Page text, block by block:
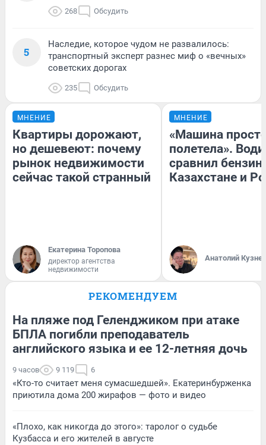
268 Обсудить
5
Наследие, которое чудом не развалилось:
транспортный эксперт разнес миф о «вечных»
советских дорогах
235 Обсудить
МНЕНИЕ
Квартиры дорожают,
но дешевеют: почему
рынок недвижимости
сейчас такой странный
Екатерина Торопова
директор агентства
недвижимости
МНЕНИЕ
«Машина
полетела».
сравнил бензин
Казахстане и
Анатолий
РЕКОМЕНДУЕМ
На пляже под Геленджиком при атаке
БПЛА погибли преподаватель
английского языка и ее 12-летняя дочь
9 часов 9 119 6
«Кто-то считает меня сумасшедшей». Екатеринбурженка
приютила дома 200 жирафов — фото и видео
«Плохо, как никогда до этого»: таролог о судьбе
Кузбасса и его жителей в августе